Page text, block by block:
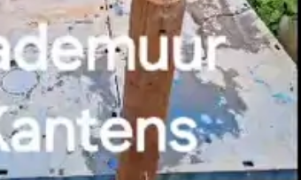
Bruggen
Gemalen en stuwen
Steigers en remmingswerken
Damwanden en beschoeiing